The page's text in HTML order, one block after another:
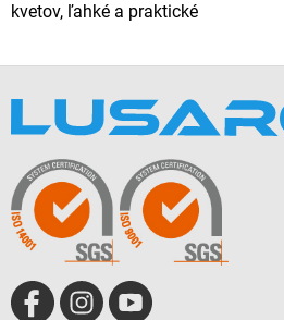
kvetov, ľahké a praktické